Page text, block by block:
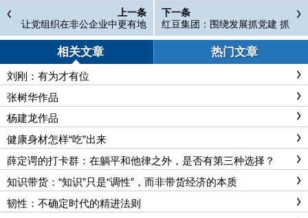
上一条
让党组织在非公企业中更有地
位、更有发言权——福建省市
场监管局强化“党建引领”助力
非公企业经济高质量发展
下一条
红豆集团：围绕发展抓党建 抓
好党建促发展
相关文章 热门文章
刘刚：有为才有位
张树华作品
杨建龙作品
健康身材怎样“吃”出来
薛定谔的打卡群：在躺平和他律之外，是否有第三种选择？
知识带货：“知识”只是“调性”，而非带货经济的本质
韧性：不确定时代的精进法则